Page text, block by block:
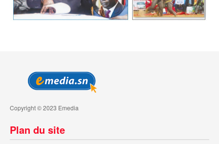
Copyright © 2023 Emedia
Plan du site